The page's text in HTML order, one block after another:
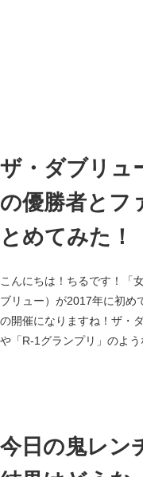
ザ・ダブリュ
の優勝者とフ
とめてみた！
こんにちは！ちるです！「
ブリュー）が2017年に初め
の開催になりますね！ザ・
や「R-1グランプリ」のよう
今日の鬼レン